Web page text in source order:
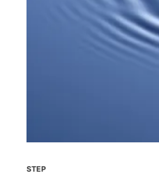
STEP